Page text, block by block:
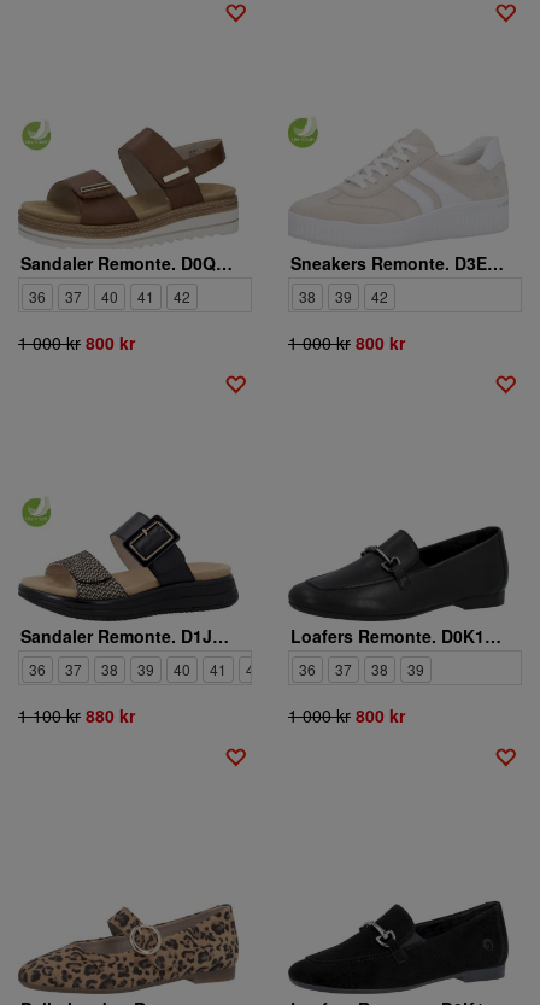
Sandaler Remonte. D0Q59-24
36 37 40 41 42
1 000 kr 800 kr
Sneakers Remonte. D3E00-60
38 39 42
1 000 kr 800 kr
Sandaler Remonte. D1J61-03
36 37 38 39 40 41 42
1 100 kr 880 kr
Loafers Remonte. D0K13-00
36 37 38 39
1 000 kr 800 kr